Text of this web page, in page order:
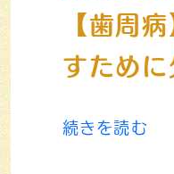
【歯周
すため
続きを読む